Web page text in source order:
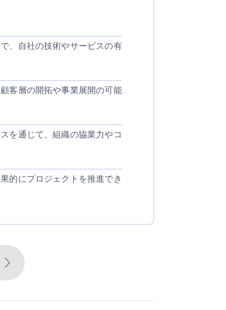
、自社の技術やサービスの有
客層の開拓や事業展開の可能
を通じて、組織の協業力やコ
的にプロジェクトを推進でき